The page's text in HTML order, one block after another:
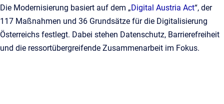
Die Modernisierung basiert auf dem „Digital Austria Act“, der
117 Maßnahmen und 36 Grundsätze für die Digitalisierung
Österreichs festlegt. Dabei stehen Datenschutz, Barrierefreiheit
und die ressortübergreifende Zusammenarbeit im Fokus.